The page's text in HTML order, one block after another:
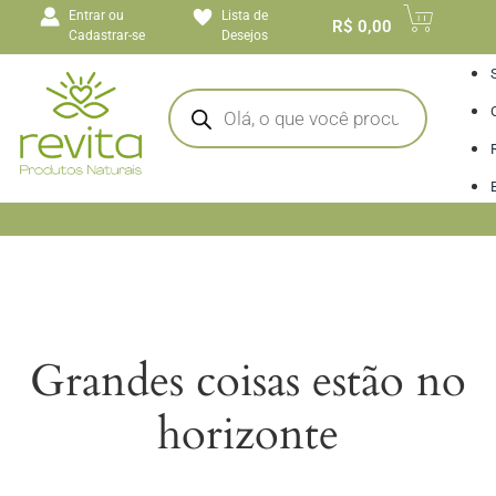
conteúdoEntrar ou
Cadastrar-se
Lista de
Desejos
R$ 0,00
Grandes coisas estão no
horizonte